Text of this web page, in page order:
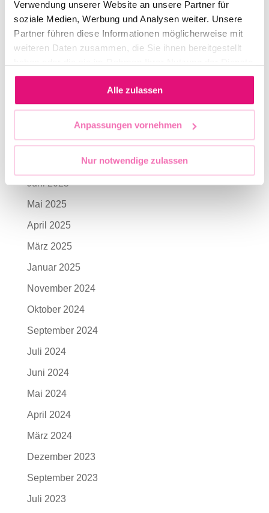
Verwendung unserer Website an unsere Partner für
soziale Medien, Werbung und Analysen weiter. Unsere
Partner führen diese Informationen möglicherweise mit
weiteren Daten zusammen, die Sie ihnen bereitgestellt
gesammelt haben.
Alle zulassen
Anpassungen vornehmen
Nur notwendige zulassen
Support Act beim CSD-Demokratieabend am
Freitag, 24. Juli
Juli 2026
Oktober 2025
Juni 2025
Mai 2025
April 2025
März 2025
Januar 2025
November 2024
Oktober 2024
September 2024
Juli 2024
Juni 2024
Mai 2024
April 2024
März 2024
Dezember 2023
September 2023
Juli 2023